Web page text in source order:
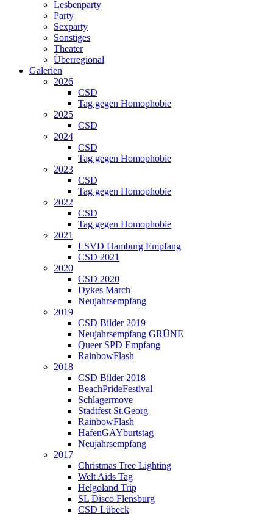
Lesbenparty
Party
Sexparty
Sonstiges
Theater
Überregional
Galerien
2026
CSD
Tag gegen Homophobie
2025
CSD
2024
CSD
Tag gegen Homophobie
2023
CSD
Tag gegen Homophobie
2022
CSD
Tag gegen Homophobie
2021
LSVD Hamburg Empfang
CSD 2021
2020
CSD 2020
Dykes March
Neujahrsempfang
2019
CSD Bilder 2019
Neujahrsempfang GRÜNE
Queer SPD Empfang
RainbowFlash
2018
CSD Bilder 2018
BeachPrideFestival
Schlagermove
Stadtfest St.Georg
RainbowFlash
HafenGAYburtstag
Neujahrsempfang
2017
Christmas Tree Lighting
Welt Aids Tag
Helgoland Trip
SL Disco Flensburg
CSD Lübeck